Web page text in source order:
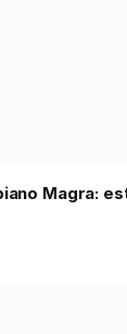
Magra: